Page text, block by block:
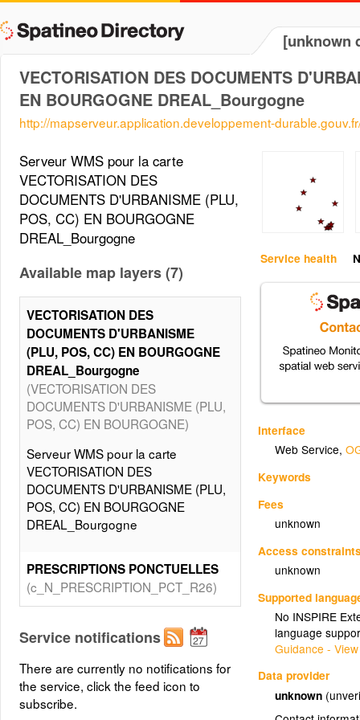
[unknown
VECTORISATION DES DOCUMENTS
EN BOURGOGNE DREAL_Bourgogne
http://mapserveur.application.developpement-
Service health
Interface
Web Service,
Keywords
Fees
unknown
Access
unknown
Supported
No INSPIRE
language
Guidance -
Data provider
unknown
Serveur WMS pour la carte
VECTORISATION DES
DOCUMENTS D'URBANISME (PLU,
POS, CC) EN BOURGOGNE
DREAL_Bourgogne
Available map layers (7)
VECTORISATION DES
DOCUMENTS D'URBANISME
(PLU, POS, CC) EN BOURGOGNE
DREAL_Bourgogne
(VECTORISATION DES
DOCUMENTS D'URBANISME (PLU,
POS, CC) EN BOURGOGNE)
Serveur WMS pour la carte
VECTORISATION DES
DOCUMENTS D'URBANISME (PLU,
POS, CC) EN BOURGOGNE
DREAL_Bourgogne
PRESCRIPTIONS PONCTUELLES
(c_N_PRESCRIPTION_PCT_R26)
PRESCRIPTIONS LINEAIRES
(c_N_PRESCRIPTION_LIN_R26)
PRESCRIPTIONS SURFACIQUES
(c_N_PRESCRIPTION_SURF_R26)
Service notifications
There are currently no notifications for
the service, click the feed icon to
subscribe.